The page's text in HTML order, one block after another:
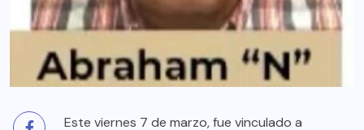
Este viernes 7 de marzo, fue vinculado a